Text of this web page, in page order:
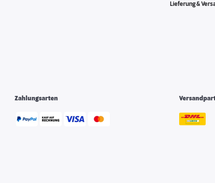
Lieferung &
Zahlungsarten